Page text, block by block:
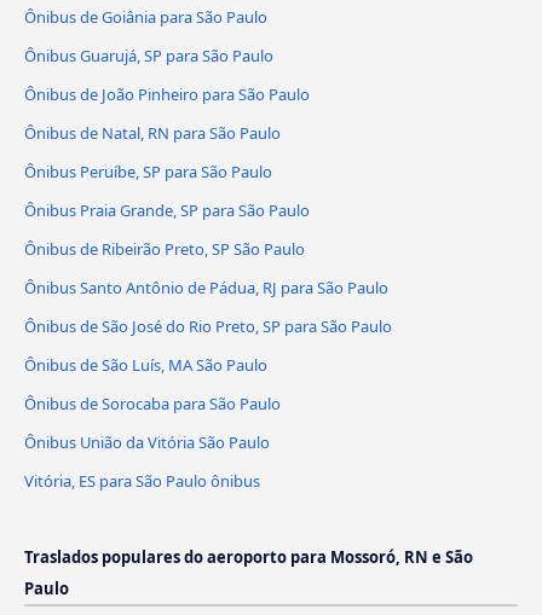
Ônibus de Goiânia para São Paulo
Ônibus Guarujá, SP para São Paulo
Ônibus de João Pinheiro para São Paulo
Ônibus de Natal, RN para São Paulo
Ônibus Peruíbe, SP para São Paulo
Ônibus Praia Grande, SP para São Paulo
Ônibus de Ribeirão Preto, SP São Paulo
Ônibus Santo Antônio de Pádua, RJ para São Paulo
Ônibus de São José do Rio Preto, SP para São Paulo
Ônibus de São Luís, MA São Paulo
Ônibus de Sorocaba para São Paulo
Ônibus União da Vitória São Paulo
Vitória, ES para São Paulo ônibus
Traslados populares do aeroporto para Mossoró, RN e São
Paulo